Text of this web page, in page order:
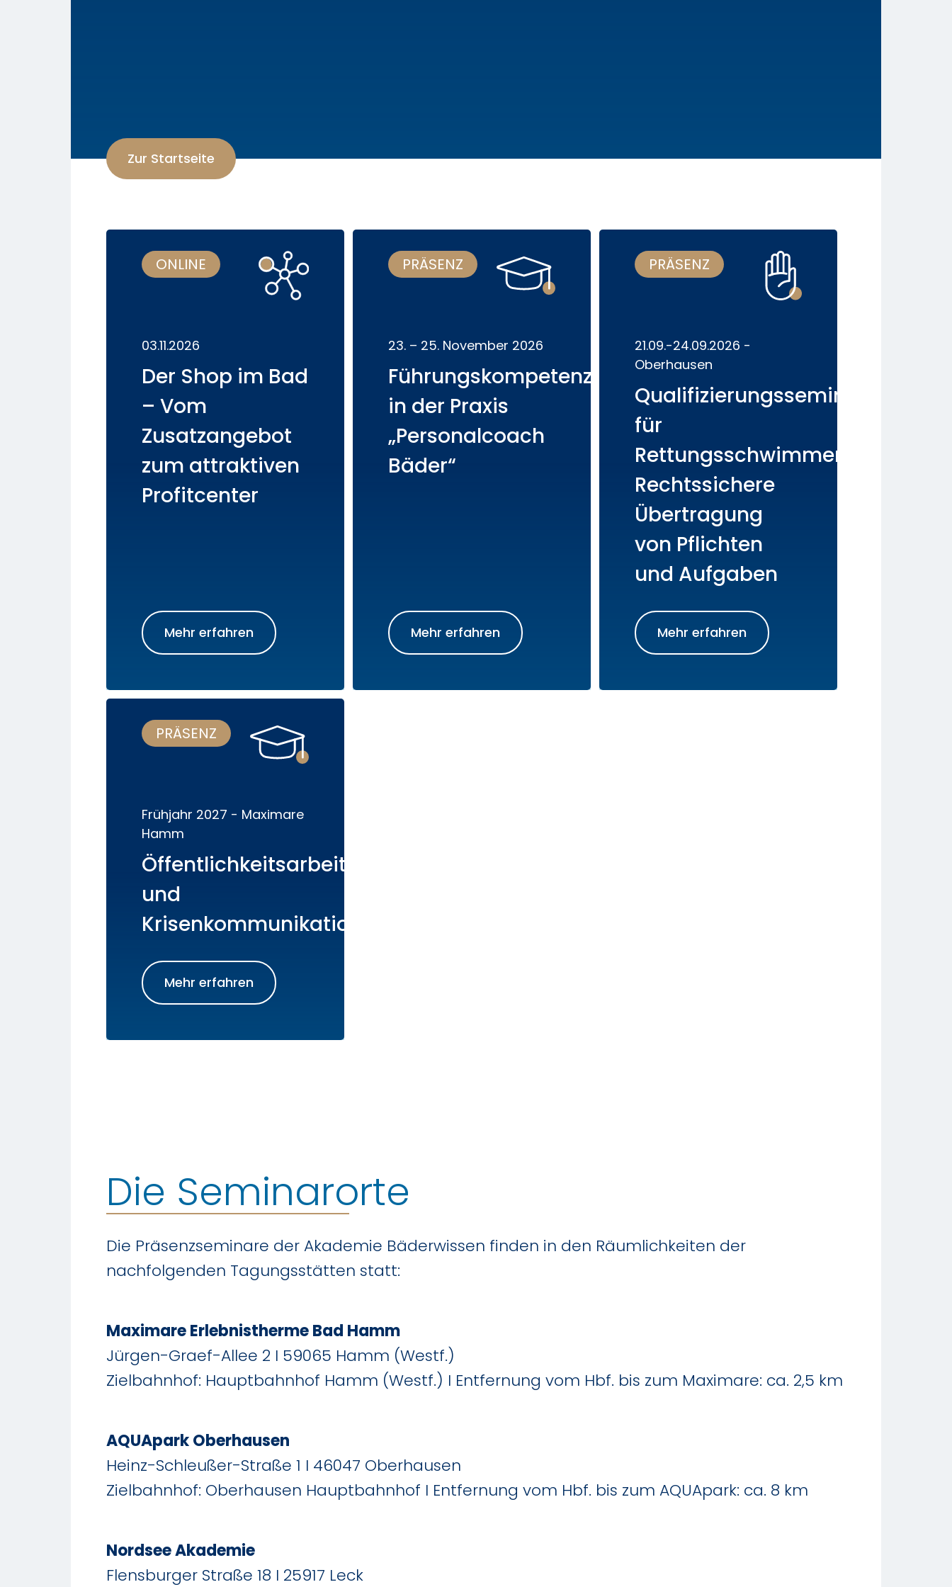
Zur Startseite
ONLINE
03.11.2026
Der Shop im Bad
– Vom
Zusatzangebot
zum attraktiven
Profitcenter
Mehr erfahren
PRÄSENZ
23. – 25. November 2026
Führungskompetenz
in der Praxis
„Personalcoach
Bäder“
Mehr erfahren
PRÄSENZ
21.09.-24.09.2026 -
Oberhausen
Qualifizierungsseminar
für
Rettungsschwimmer:
Rechtssichere
Übertragung
von Pflichten
und Aufgaben
Mehr erfahren
PRÄSENZ
Frühjahr 2027 - Maximare
Hamm
Öffentlichkeitsarbeit
und
Krisenkommunikation
Mehr erfahren
Die Seminarorte
Die Präsenzseminare der Akademie Bäderwissen finden in den Räumlichkeiten der
nachfolgenden Tagungsstätten statt:
Maximare Erlebnistherme Bad Hamm
Jürgen-Graef-Allee 2 I 59065 Hamm (Westf.)
Zielbahnhof: Hauptbahnhof Hamm (Westf.) I Entfernung vom Hbf. bis zum Maximare: ca. 2,5 km
AQUApark Oberhausen
Heinz-Schleußer-Straße 1 I 46047 Oberhausen
Zielbahnhof: Oberhausen Hauptbahnhof I Entfernung vom Hbf. bis zum AQUApark: ca. 8 km
Nordsee Akademie
Flensburger Straße 18 I 25917 Leck